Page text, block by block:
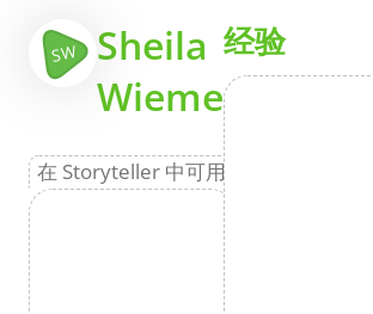
SW
Sheila
Wieme
在 Storyteller 中可用
更 经验